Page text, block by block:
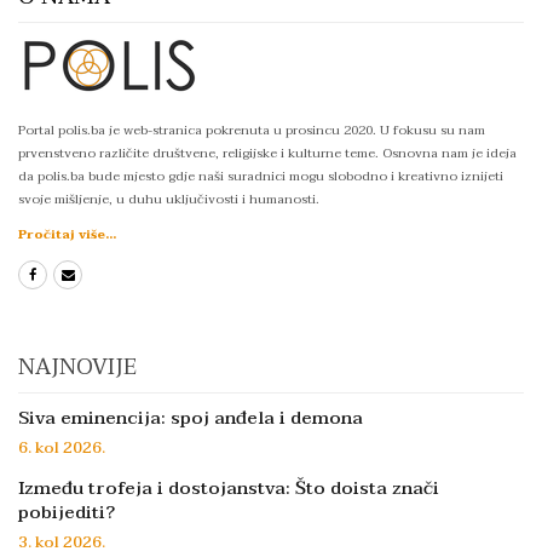
Portal polis.ba je web-stranica pokrenuta u prosincu 2020. U fokusu su nam
prvenstveno različite društvene, religijske i kulturne teme. Osnovna nam je ideja
da polis.ba bude mjesto gdje naši suradnici mogu slobodno i kreativno iznijeti
svoje mišljenje, u duhu uključivosti i humanosti.
Pročitaj više...
NAJNOVIJE
Siva eminencija: spoj anđela i demona
6. kol 2026.
Između trofeja i dostojanstva: Što doista znači
pobijediti?
3. kol 2026.